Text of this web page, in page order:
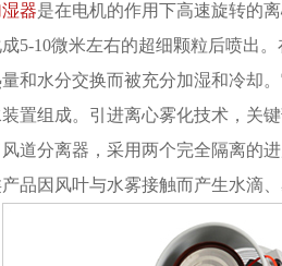
器是在电机的作用下高速旋转的
5-10微米左右的超细颗粒后喷出
和水分交换而被充分加湿和冷却
置组成。引进离心雾化技术，关
道分离器，采用两个完全隔离的
品因风叶与水雾接触而产生水滴、